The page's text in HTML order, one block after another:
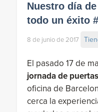
Nuestro día
todo un éxito
8 de junio de 2017
El pasado 17 de
jornada de
oficina de
cerca la